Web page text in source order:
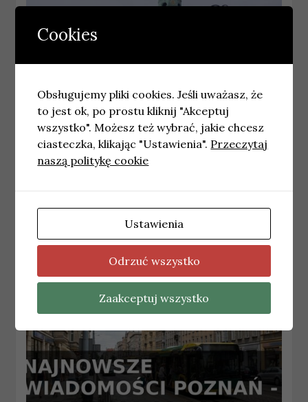
POZNAŃ
Cookies
Obsługujemy pliki cookies. Jeśli uważasz, że
to jest ok, po prostu kliknij "Akceptuj
wszystko". Możesz też wybrać, jakie chcesz
ciasteczka, klikając "Ustawienia". Przeczytaj
naszą politykę cookie
Ustawienia
Odrzuć wszystko
Zaakceptuj wszystko